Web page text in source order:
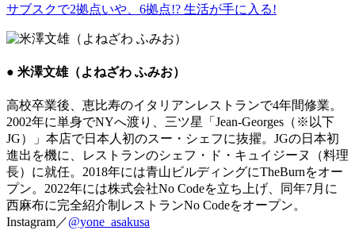
サブスクで2拠点いや、6拠点!? 生活が手に入る!
● 米澤文雄（よねざわ ふみお）
高校卒業後、恵比寿のイタリアンレストランで4年間修業。
2002年に単身でNYへ渡り、三ツ星「Jean-Georges（※以下
JG）」本店で日本人初のスー・シェフに抜擢。JGの日本初
進出を機に、レストランのシェフ・ド・キュイジーヌ（料理
長）に就任。2018年には青山ビルディングにTheBurnをオー
プン。2022年には株式会社No Codeを立ち上げ、同年7月に
西麻布に完全紹介制レストランNo Codeをオープン。
Instagram／@yone_asakusa